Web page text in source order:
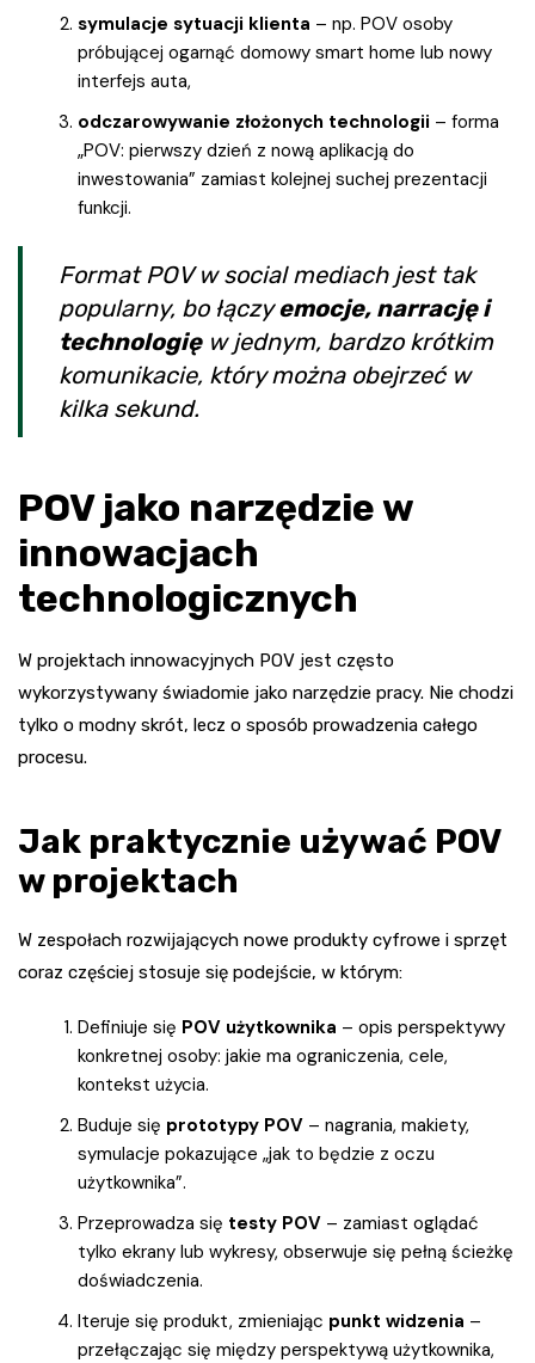
symulacje sytuacji klienta – np. POV osoby
próbującej ogarnąć domowy smart home lub nowy
interfejs auta,
odczarowywanie złożonych technologii – forma
„POV: pierwszy dzień z nową aplikacją do
inwestowania” zamiast kolejnej suchej prezentacji
funkcji.
Format POV w social mediach jest tak
popularny, bo łączyemocje, narrację i
technologięw jednym, bardzo krótkim
komunikacie, który można obejrzeć w
kilka sekund.
POV jako narzędzie w
innowacjach
technologicznych
W projektach innowacyjnych POV jest często
wykorzystywany świadomie jako narzędzie pracy. Nie chodzi
tylko o modny skrót, lecz o sposób prowadzenia całego
procesu.
Jak praktycznie używać POV
w projektach
W zespołach rozwijających nowe produkty cyfrowe i sprzęt
coraz częściej stosuje się podejście, w którym:
Definiuje się POV użytkownika – opis perspektywy
konkretnej osoby: jakie ma ograniczenia, cele,
kontekst użycia.
Buduje się prototypy POV – nagrania, makiety,
symulacje pokazujące „jak to będzie z oczu
użytkownika”.
Przeprowadza się testy POV – zamiast oglądać
tylko ekrany lub wykresy, obserwuje się pełną ścieżkę
doświadczenia.
Iteruje się produkt, zmieniając punkt widzenia –
przełączając się między perspektywą użytkownika,